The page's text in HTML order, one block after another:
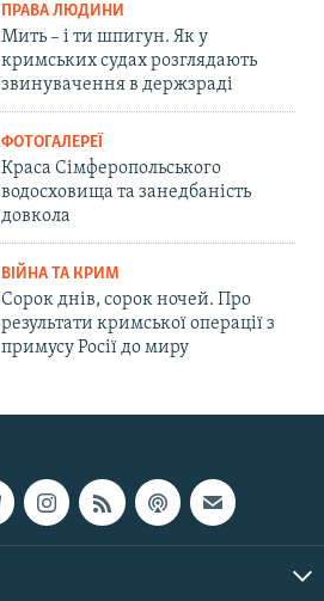
ПРАВА ЛЮДИНИ
Мить – і ти шпигун. Як у
кримських судах розглядають
звинувачення в держзраді
ФОТОГАЛЕРЕЇ
Краса Сімферопольського
водосховища та занедбаність
довкола
ВІЙНА ТА КРИМ
Сорок днів, сорок ночей. Про
результати кримської операції з
примусу Росії до миру